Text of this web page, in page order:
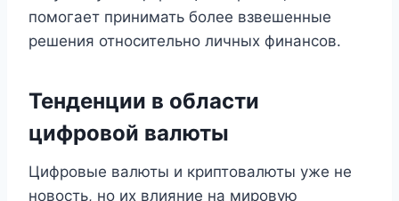
помогает принимать более взвешенные
решения относительно личных финансов.
Тенденции в области
цифровой валюты
Цифровые валюты и криптовалюты уже не
новость, но их влияние на мировую